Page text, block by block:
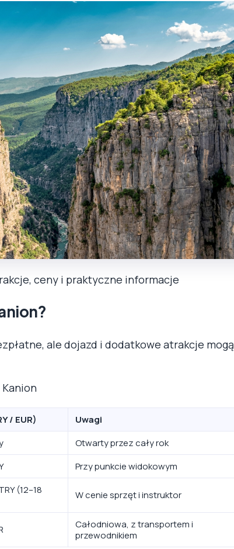
ceny i praktyczne informacje
ale dojazd i dodatkowe atrakcje mogą
/ EUR)
Uwagi
Otwarty przez cały rok
Przy punkcie widokowym
(12–18
W cenie sprzęt i instruktor
Całodniowa, z transportem i
przewodnikiem